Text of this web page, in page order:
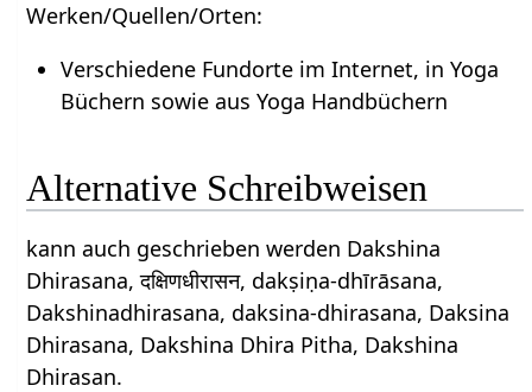
Werken/Quellen/Orten:
Verschiedene Fundorte im Internet, in Yoga
Büchern sowie aus Yoga Handbüchern
Alternative Schreibweisen
kann auch geschrieben werden Dakshina
Dhirasana, दक्षिणधीरासन, dakṣiṇa-dhīrāsana,
Dakshinadhirasana, daksina-dhirasana, Daksina
Dhirasana, Dakshina Dhira Pitha, Dakshina
Dhirasan.